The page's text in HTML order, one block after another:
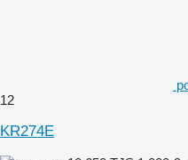
12
KR274E